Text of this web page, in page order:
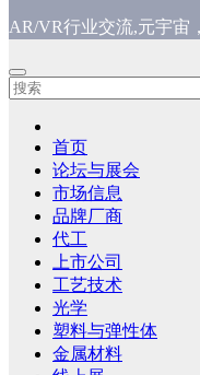
AR/VR行业交流,元宇宙
首页
论坛与展会
市场信息
品牌厂商
代工
上市公司
工艺技术
光学
塑料与弹性体
金属材料